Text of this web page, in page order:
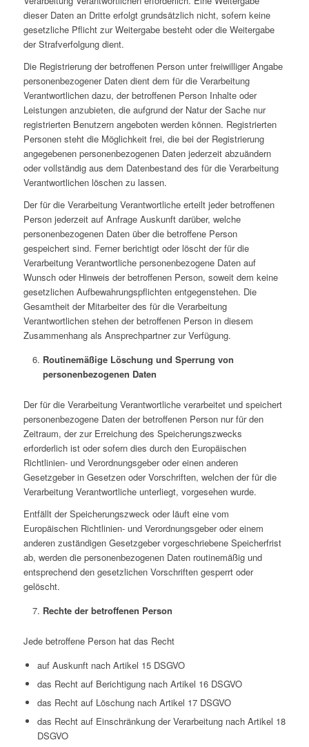
dieser Daten an Dritte erfolgt grundsätzlich nicht, sofern keine
gesetzliche Pflicht zur Weitergabe besteht oder die Weitergabe
der Strafverfolgung dient.
Die Registrierung der betroffenen Person unter freiwilliger Angabe
personenbezogener Daten dient dem für die Verarbeitung
Verantwortlichen dazu, der betroffenen Person Inhalte oder
Leistungen anzubieten, die aufgrund der Natur der Sache nur
registrierten Benutzern angeboten werden können. Registrierten
Personen steht die Möglichkeit frei, die bei der Registrierung
angegebenen personenbezogenen Daten jederzeit abzuändern
oder vollständig aus dem Datenbestand des für die Verarbeitung
Verantwortlichen löschen zu lassen.
Der für die Verarbeitung Verantwortliche erteilt jeder betroffenen
Person jederzeit auf Anfrage Auskunft darüber, welche
personenbezogenen Daten über die betroffene Person
gespeichert sind. Ferner berichtigt oder löscht der für die
Verarbeitung Verantwortliche personenbezogene Daten auf
Wunsch oder Hinweis der betroffenen Person, soweit dem keine
gesetzlichen Aufbewahrungspflichten entgegenstehen. Die
Gesamtheit der Mitarbeiter des für die Verarbeitung
Verantwortlichen stehen der betroffenen Person in diesem
Zusammenhang als Ansprechpartner zur Verfügung.
Routinemäßige Löschung und Sperrung von
personenbezogenen Daten
Der für die Verarbeitung Verantwortliche verarbeitet und speichert
personenbezogene Daten der betroffenen Person nur für den
Zeitraum, der zur Erreichung des Speicherungszwecks
erforderlich ist oder sofern dies durch den Europäischen
Richtlinien- und Verordnungsgeber oder einen anderen
Gesetzgeber in Gesetzen oder Vorschriften, welchen der für die
Verarbeitung Verantwortliche unterliegt, vorgesehen wurde.
Entfällt der Speicherungszweck oder läuft eine vom
Europäischen Richtlinien- und Verordnungsgeber oder einem
anderen zuständigen Gesetzgeber vorgeschriebene Speicherfrist
ab, werden die personenbezogenen Daten routinemäßig und
entsprechend den gesetzlichen Vorschriften gesperrt oder
gelöscht.
Rechte der betroffenen Person
Jede betroffene Person hat das Recht
auf Auskunft nach Artikel 15 DSGVO
das Recht auf Berichtigung nach Artikel 16 DSGVO
das Recht auf Löschung nach Artikel 17 DSGVO
das Recht auf Einschränkung der Verarbeitung nach Artikel 18
DSGVO